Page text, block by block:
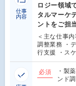
仕事
内容
ロジー領域
タルマーケ
ントをご担
＜主な仕事
調整業務 ・
行支援 ・ス
必須
・製
ンド